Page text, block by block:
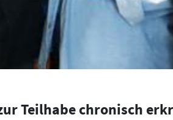
Teilhabe chronisch